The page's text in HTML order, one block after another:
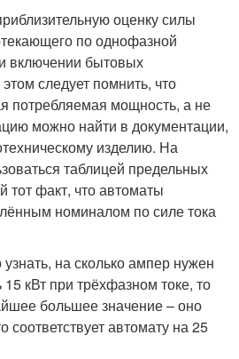
оценку силы
по однофазной
включении бытовых
следует помнить, что
потребляемая мощность, а не
можно найти в документации,
изделию. На
таблицей предельных
тот факт, что автоматы
номиналом по силе тока
на сколько ампер нужен
кВт при трёхфазном токе, то
большее значение – оно
соответствует автомату на 25